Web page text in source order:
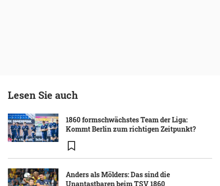
Lesen Sie auch
1860 formschwächstes Team der Liga:
Kommt Berlin zum richtigen Zeitpunkt?
Anders als Mölders: Das sind die
Unantastbaren beim TSV 1860